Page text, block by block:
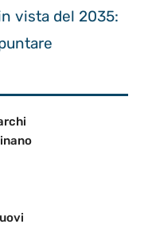
vista del 2035: